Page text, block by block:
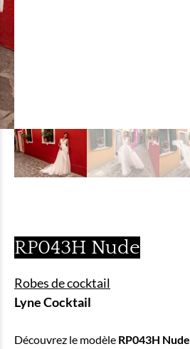
RP043H Nude
Robes de cocktail
Lyne Cocktail
Découvrez le modèle RP043H Nude